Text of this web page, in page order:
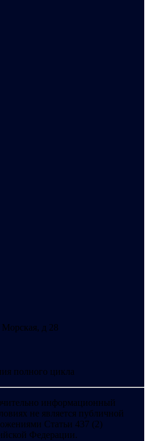
Морская, д 28
полного цикла
информационный
не является публичной
Статьи 437 (2)
Федерации.